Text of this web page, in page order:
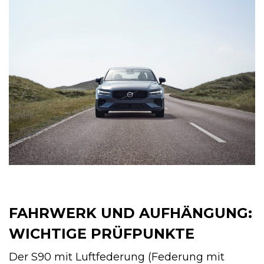
FAHRWERK UND AUFHÄNGUNG:
WICHTIGE PRÜFPUNKTE
Der S90 mit Luftfederung (Federung mit